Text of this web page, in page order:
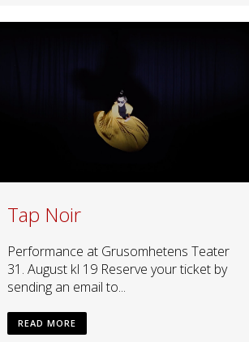
Tap Noir
Performance at Grusomhetens Teater
31. August kl 19 Reserve your ticket by
sending an email to...
READ MORE